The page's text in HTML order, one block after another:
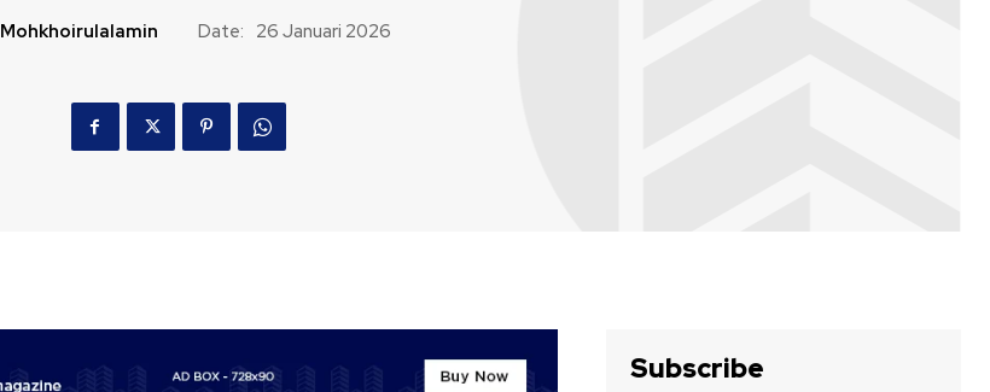
Mohkhoirulalamin Date: 26 Januari 2026
Subscribe